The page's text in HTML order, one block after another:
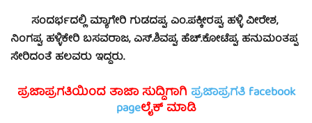
ಸಂದರ್ಭದಲ್ಲಿ ಮ್ಯಾಗೇರಿ ಗುಡದಪ್ಪ, ಎಂ.ಪಕ್ಕೀರಪ್ಪ, ಹಳ್ಳಿ ವೀರೇಶ,
ನಿಂಗಪ್ಪ, ಹಳ್ಳಿಕೇರಿ ಬಸವರಾಜ, ಎಸ್.ಶಿವಪ್ಪ, ಹೆಚ್.ಕೋಟೆಪ್ಪ, ಹನುಮಂತಪ್ಪ
ಸೇರಿದಂತೆ ಹಲವರು ಇದ್ದರು.
ಪ್ರಜಾಪ್ರಗತಿಯಿಂದ ತಾಜಾ ಸುದ್ದಿಗಾಗಿ ಪ್ರಜಾಪ್ರಗತಿ facebook
pageಲೈಕ್ ಮಾಡಿ